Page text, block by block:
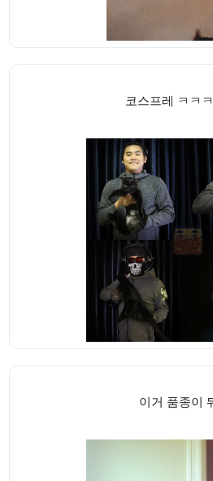
코스프레 ㅋㅋ
이거 품종이